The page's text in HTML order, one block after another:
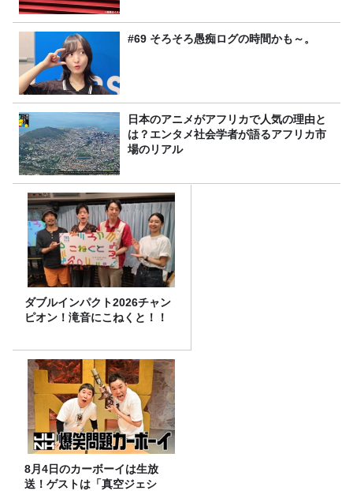
#69 そろそろ愚痴ログの時間かも～。
日本のアニメがアフリカで人気の理由と
は？エンタメ社会学者が語るアフリカ市
場のリアル
ダブルインパクト2026チャン
ピオン！滝音にこねくと！！
8月4日のカーボーイは生放
送！ゲストは「真空ジェシ